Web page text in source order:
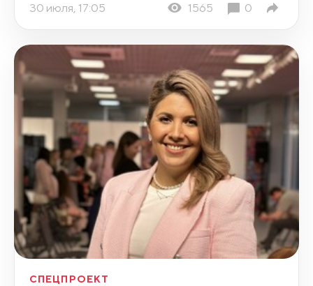
30 июля, 17:05 1565 0
СПЕЦПРОЕКТ